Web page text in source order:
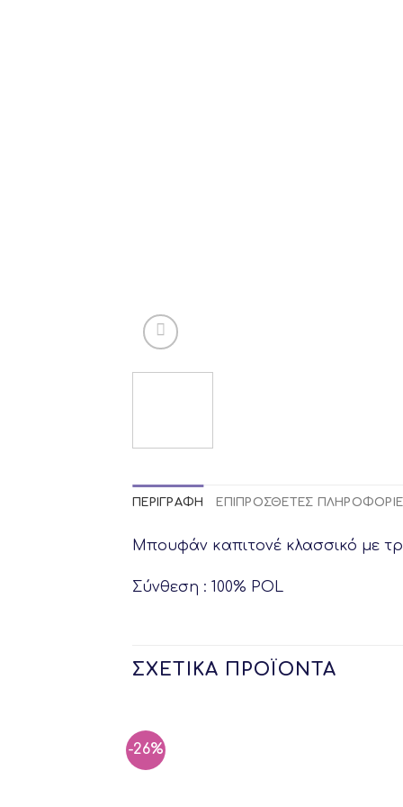
ΠΕΡΙΓΡΑΦΉ ΕΠΙΠΡΌΣΘΕΤΕΣ
Μπουφάν καπιτονέ κλασσικό με
Σύνθεση : 100% POL
ΣΧΕΤΙΚΆ ΠΡΟΪΌΝΤΑ
-26%